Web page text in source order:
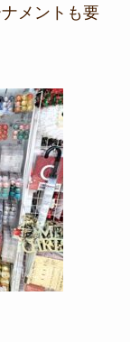
メントも要